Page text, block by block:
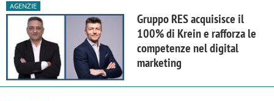
AGENZIE
Gruppo RES acquisisce il
100% di Krein e rafforza le
competenze nel digital
marketing